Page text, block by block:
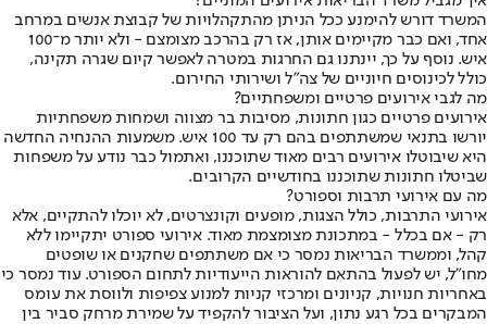
המשרד דורש להימנע ככל הניתן מהתקהלויות של קבוצת אנשים במרחב
אחד, ואם כבר מקיימים אותן, אז רק בהרכב מצומצם - ולא יותר מ־100
איש. נוסף על כך, יינתנו גם החרגות במטרה לאפשר קיום שגרה תקינה,
כולל לכינוסים חיוניים של צה"ל ושירותי החירום.
מה לגבי אירועים פרטיים ומשפחתיים?
אירועים פרטיים כגון חתונות, מסיבות בר מצווה ושמחות משפחתיות
יורשו בתנאי שמשתתפים בהם רק עד 100 איש. משמעות ההנחיה החדשה
היא שיבוטלו אירועים רבים מאוד שתוכננו, ואתמול כבר נודע על משפחות
שביטלו חתונות שתוכננו בחודשיים הקרובים.
מה עם אירועי תרבות וספורט?
אירועי התרבות, כולל הצגות, מופעים וקונצרטים, לא יוכלו להתקיים, אלא
רק - אם בכלל - במתכונת מצומצמת מאוד. אירועי ספורט יתקיימו ללא
קהל, וממשרד הבריאות נמסר כי אם משתתפים שחקנים או שופטים
מחו"ל, יש לפעול בהתאם להוראות הייעודיות לתחום הספורט. עוד נמסר כי
באחריות חנויות, קניונים ומרכזי קניות למנוע צפיפות ולווסת את עומס
המבקרים בכל רגע נתון, ועל הציבור להקפיד על שמירת מרחק סביר בין